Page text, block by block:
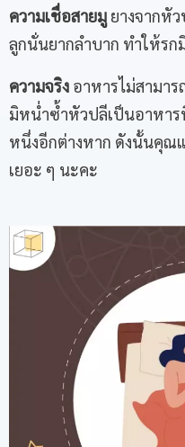
ความเชื่อสายมู ยางจากหั
ลูกนั่นยากลำบาก ทำให้รก
ความจริง อาหารไม่สามา
มิหน่ำซ้ำหัวปลีเป็นอาหา
หนึ่งอีกต่างหาก ดังนั้นคุณ
เยอะ ๆ นะคะ